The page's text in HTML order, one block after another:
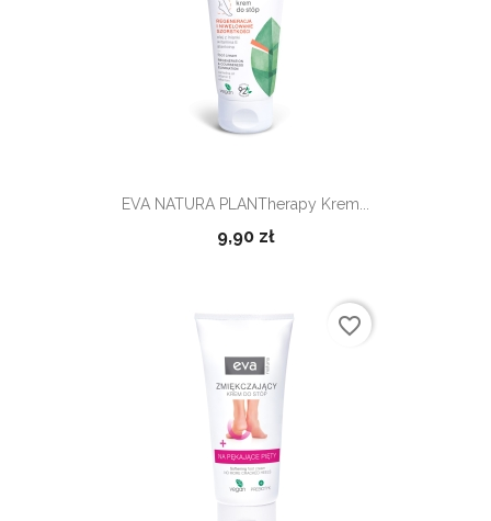
EVA NATURA PLANTherapy Krem...
9,90 zł
favorite_border